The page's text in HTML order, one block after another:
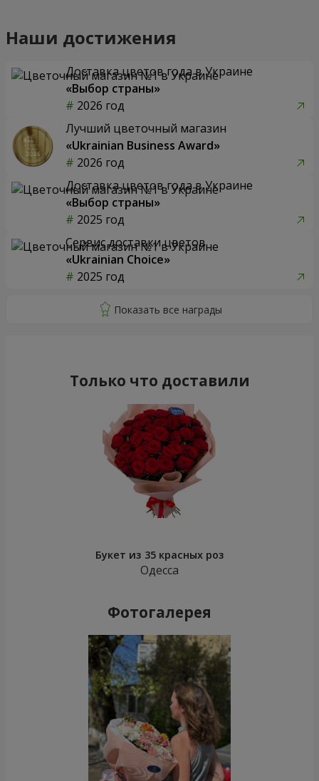
Наши достижения
Доставка цветов года в Украине
«Выбор страны»
2026 год
Лучший цветочный магазин
«Ukrainian Business Award»
2026 год
Доставка цветов года в Украине
«Выбор страны»
2025 год
Сервис доставки цветов
«Ukrainian Choice»
2025 год
Только что доставили
Букет из 35 красных роз
Одесса
Фотогалерея